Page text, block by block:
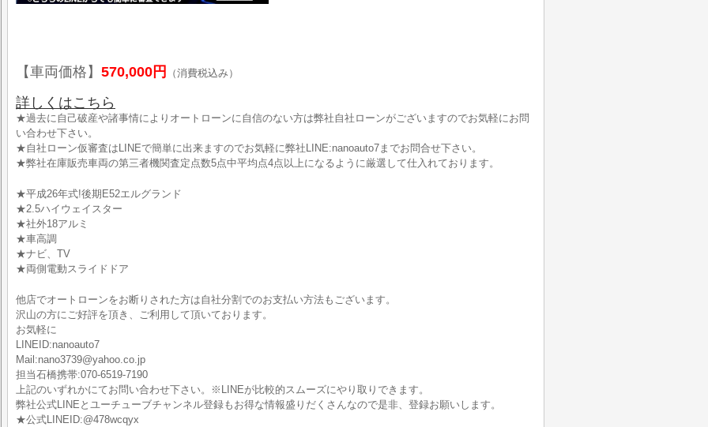
【車両価格】 570,000円 （消費税込み）
詳しくはこちら
★過去に自己破産や諸事情によりオートローンに自信のない方は弊社自社ローンがございますのでお気軽にお問
い合わせ下さい。
★自社ローン仮審査はLINEで簡単に出来ますのでお気軽に弊社LINE:nanoauto7までお問合せ下さい。
★弊社在庫販売車両の第三者機関査定点数5点中平均点4点以上になるように厳選して仕入れております。
★平成26年式!後期E52エルグランド
★2.5ハイウェイスター
★社外18アルミ
★車高調
★ナビ、TV
★両側電動スライドドア
他店でオートローンをお断りされた方は自社分割でのお支払い方法もございます。
沢山の方にご好評を頂き、ご利用して頂いております。
お気軽に
LINEID:nanoauto7
Mail:nano3739@yahoo.co.jp
担当石橋携帯:070-6519-7190
上記のいずれかにてお問い合わせ下さい。※LINEが比較的スムーズにやり取りできます。
弊社公式LINEとユーチューブチャンネル登録もお得な情報盛りだくさんなので是非、登録お願いします。
★公式LINEID:@478wcqyx